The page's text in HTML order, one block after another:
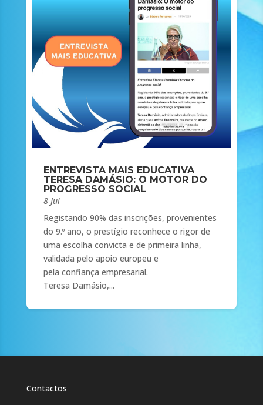
ENTREVISTA MAIS EDUCATIVA
TERESA DAMÁSIO: O MOTOR DO
PROGRESSO SOCIAL
8 Jul
Registando 90% das inscrições, provenientes
do 9.º ano, o prestígio reconhece o rigor de
uma escolha convicta e de primeira linha,
validada pelo apoio europeu e
pela confiança empresarial.
Teresa Damásio,...
Contactos